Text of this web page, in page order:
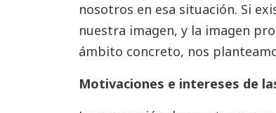
nosotros en esa situación. Si
nuestra imagen, y la imagen
ámbito concreto, nos
Motivaciones e intereses de